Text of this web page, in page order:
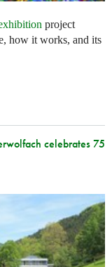
project
how it works, and its
celebrates 75